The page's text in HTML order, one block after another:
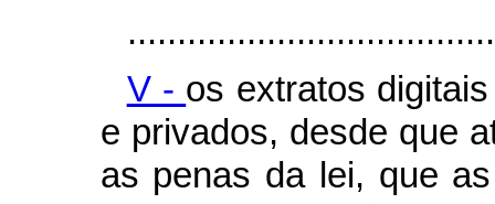
V - os extratos
e privados, desde que
as penas da lei, que